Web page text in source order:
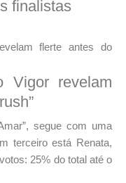
finalistas
Vigor revelam
segue com uma
terceiro está Renata,
25% do total até o